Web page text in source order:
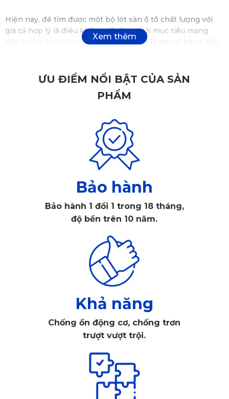
Hiện nay, để tìm được một bộ lót sàn ô tô chất lượng với
giá cả hợp lý là điều không dễ dàng. Với mục tiêu mang
đến sự hài lòng cho khách hàng, KATA là đơn vị hàng đầu
đặc điểm sau:
✅ Bảo vệ toàn diện cho nội thất xe Toyota IMV 0
KATA được đo đạc chính xác theo từng chi tiết của sàn
Toyota IMV 0 thiết kế dành riêng
cho sàn xe Toyota IMV 0. Nhờ đó, phụ kiện có thể bảo vệ
toàn bộ diện tích sàn một cách hoàn hảo, giúp không gian
nội thất xe luôn sạch sẽ và sang trọng.
ƯU ĐIỂM NỔI BẬT CỦA SẢN
PHẨM
Bảo hành
Bảo hành 1 đổi 1 trong 18 tháng,
độ bền trên 10 năm.
Khả năng
Chống ồn động cơ, chống trơn
trượt vượt trội.